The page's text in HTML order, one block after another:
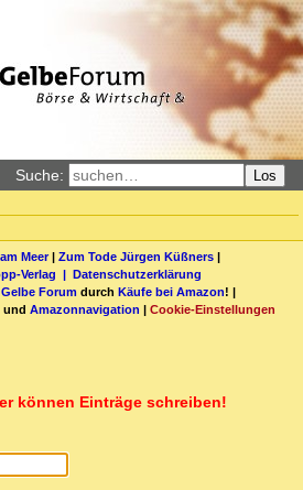
Suche: Los
Meer| Zum Tode Jürgen Küßners |
Verlag | Datenschutzerklärung
Forum durch Käufe bei Amazon! |
und Amazonnavigation | Cookie-Einstellungen
können Einträge schreiben!